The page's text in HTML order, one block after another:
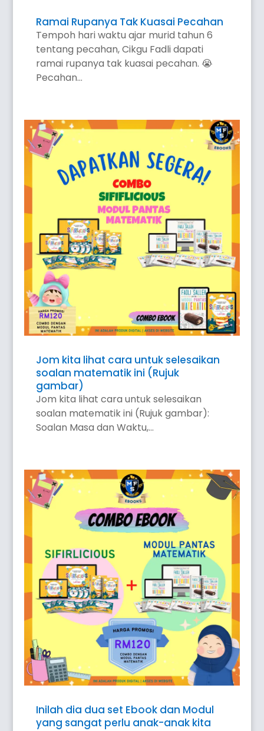
Ramai Rupanya Tak Kuasai Pecahan
Tempoh hari waktu ajar murid tahun 6
tentang pecahan, Cikgu Fadli dapati
ramai rupanya tak kuasai pecahan. 😭
Pecahan...
Jom kita lihat cara untuk selesaikan
soalan matematik ini (Rujuk
gambar)
Jom kita lihat cara untuk selesaikan
soalan matematik ini (Rujuk gambar):
Soalan Masa dan Waktu,...
Inilah dia dua set Ebook dan Modul
yang sangat perlu anak-anak kita